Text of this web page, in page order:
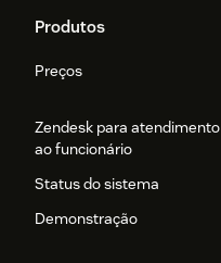
Produtos
Preços
Zendesk para atendimento
ao funcionário
Status do sistema
Demonstração